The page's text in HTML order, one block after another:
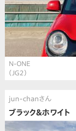
N-ONE
（JG2）
jun-chanさん
ブラック&ホワイト